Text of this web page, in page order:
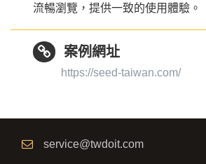
流暢瀏覽，提供一致的使用體驗。
案例網址
https://seed-taiwan.com/
service@twdoit.com